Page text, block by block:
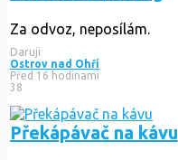
Za odvoz, neposílám.
Daruji
Ostrov nad Ohří
Před 16 hodinami
38
Překápávač na kávu